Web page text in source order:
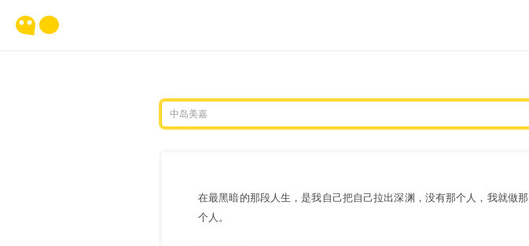
在最黑暗的那段人生，是我自己把自己拉出深渊，没有那个人，我就做那
个人。